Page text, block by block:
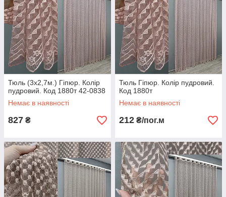
Тюль (3х2,7м.) Гіпюр. Колір
пудровий. Код 1880т 42-0838
Немає в наявності
827 ₴
Тюль Гіпюр. Колір пудровий.
Код 1880т
Немає в наявності
212 ₴/пог.м